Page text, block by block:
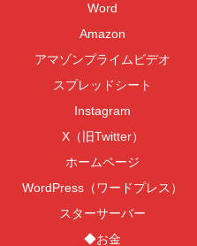
Word
Amazon
アマゾンプライムビデオ
スプレッドシート
Instagram
X（旧Twitter）
ホームページ
WordPress（ワードプレス）
スターサーバー
◆お金